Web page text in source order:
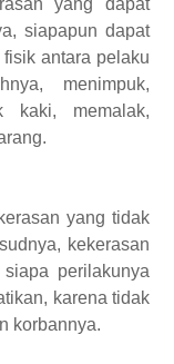
yangdapat
siapapun dapat
antara pelaku
menimpuk,
kaki, memalak,
.
yang tidak
kekerasan
siapa perilakunya
karena tidak
korbannya.